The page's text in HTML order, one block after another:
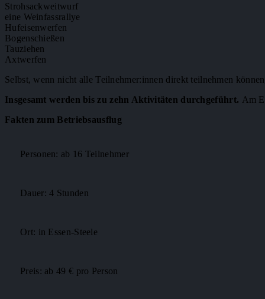
Strohsackweitwurf
eine Weinfassrallye
Hufeisenwerfen
Bogenschießen
Tauziehen
Axtwerfen
Selbst, wenn nicht alle Teilnehmer:innen direkt teilnehmen
Insgesamt werden bis zu zehn Aktivitäten durchgeführt. Am
Fakten zum Betriebsausflug
Personen: ab 16 Teilnehmer
Dauer: 4 Stunden
Ort: in Essen-Steele
Preis: ab 49 € pro Person